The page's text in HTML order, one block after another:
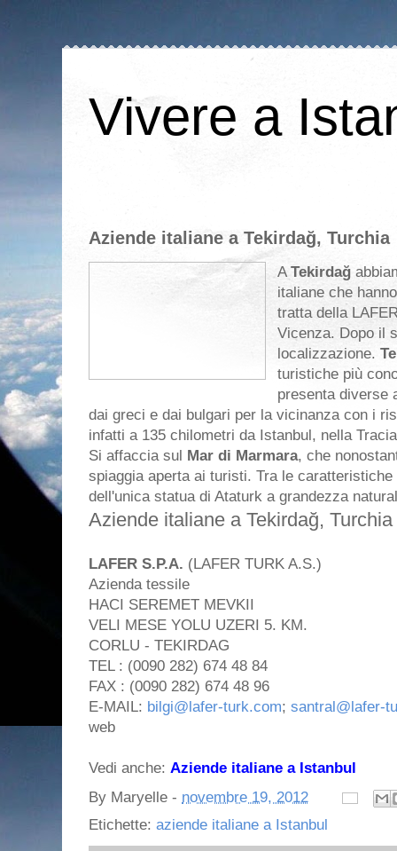
Vivere a
Aziende italiane a Tekirdağ, Turchia
ATekirdağ
italiane che
tratta della
Vicenza. Dopo il
localizzazione.
turistiche più
presenta diverse
dai greci e dai bulgari per la vicinanza con i
infatti a 135 chilometri da Istanbul, nella
Si affaccia sul Mar di Marmara, che
spiaggia aperta ai turisti. Tra le
dell'unica statua di Ataturk a grandezza
Aziende italiane a Tekirdağ, Turchia
LAFER S.P.A. (LAFER TURK A.S.)
Azienda tessile
HACI SEREMET MEVKII
VELI MESE YOLU UZERI 5. KM.
CORLU - TEKIRDAG
TEL : (0090 282) 674 48 84
FAX : (0090 282) 674 48 96
E-MAIL: bilgi@lafer-turk.com; santral@lafer-
web
Vedi anche: Aziende italiane a Istanbul
By Maryelle - novembre 19, 2012
Etichette: aziende italiane a Istanbul